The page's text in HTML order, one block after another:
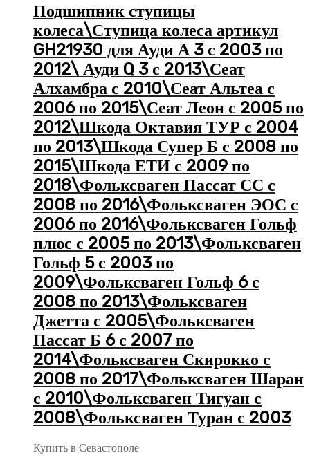
Подшипник ступицы
колеса\Ступица колеса артикул
GH21930 для Ауди А 3 с 2003 по
2012\ Ауди Q 3 с 2013\Сеат
Алхамбра с 2010\Сеат Альтеа с
2006 по 2015\Сеат Леон с 2005 по
2012\Шкода Октавия ТУР с 2004
по 2013\Шкода Супер Б с 2008 по
2015\Шкода ЕТИ с 2009 по
2018\Фольксваген Пассат СС с
2008 по 2016\Фольксваген ЭОС с
2006 по 2016\Фольксваген Гольф
плюс с 2005 по 2013\Фольксваген
Гольф 5 с 2003 по
2009\Фольксваген Гольф 6 с
2008 по 2013\Фольксваген
Джетта с 2005\Фольксваген
Пассат Б 6 с 2007 по
2014\Фольксваген Скирокко с
2008 по 2017\Фольксваген Шаран
с 2010\Фольксваген Тигуан с
2008\Фольксваген Туран с 2003
Купить в Севастополе